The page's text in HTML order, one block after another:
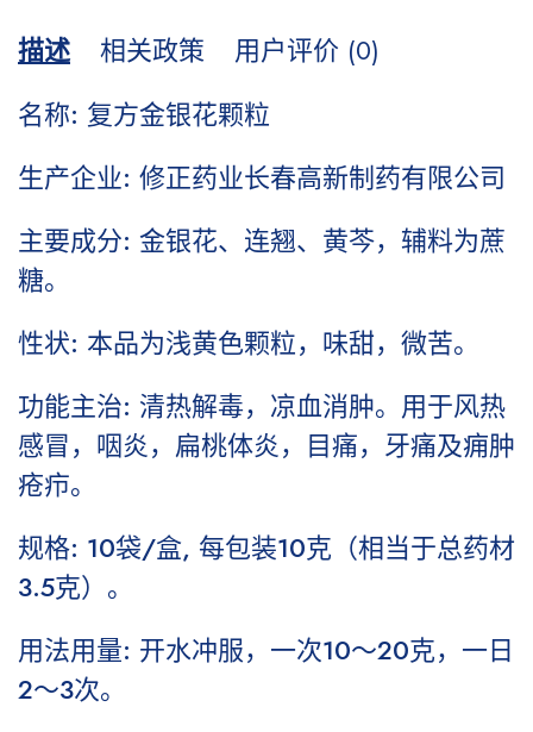
描述 相关政策
用户评价 (0)
名称: 复方金银花颗粒
生产企业: 修正药业长春高新制药有限公司
主要成分: 金银花、连翘、黄芩，辅料为蔗
糖。
性状: 本品为浅黄色颗粒，味甜，微苦。
功能主治: 清热解毒，凉血消肿。用于风热
感冒，咽炎，扁桃体炎，目痛，牙痛及痈肿
疮疖。
规格: 10袋/盒, 每包装10克（相当于总药材
3.5克）。
用法用量: 开水冲服，一次10～20克，一日
2～3次。